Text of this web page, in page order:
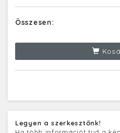
Összesen:
Legyen a szerkesztőnk!